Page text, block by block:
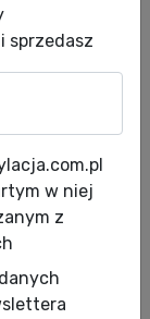
sprzedasz
w niej
z